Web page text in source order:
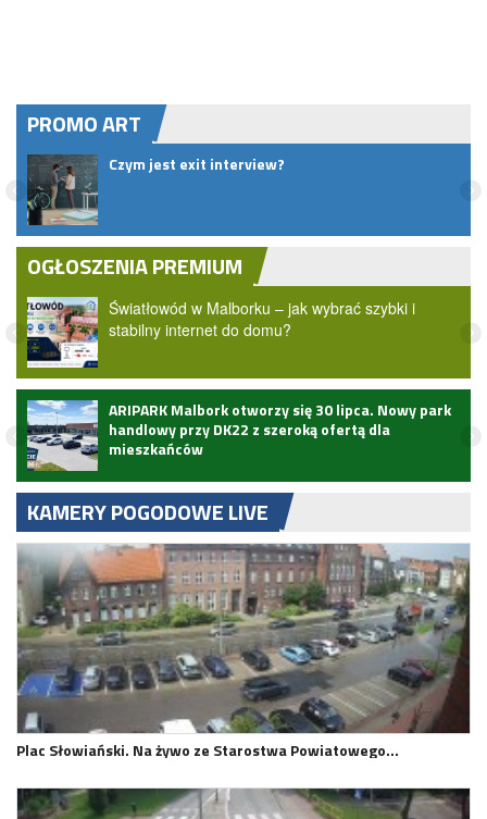
PROMO ART
Czym jest exit interview?
OGŁOSZENIA PREMIUM
Światłowód w Malborku – jak wybrać szybki i
stabilny internet do domu?
ARIPARK Malbork otworzy się 30 lipca. Nowy park
handlowy przy DK22 z szeroką ofertą dla
mieszkańców
KAMERY POGODOWE LIVE
Plac Słowiański. Na żywo ze Starostwa Powiatowego…